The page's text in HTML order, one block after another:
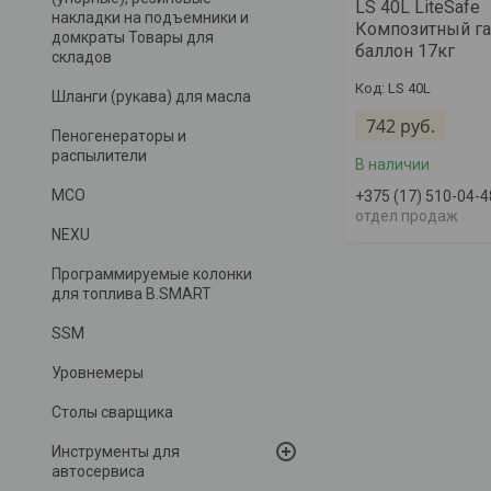
накладки на подъемники и
домкраты Товары для
складов
Шланги (рукава) для масла
Пеногенераторы и
распылители
MCO
NEXU
Программируемые колонки
для топлива B.SMART
SSM
Уровнемеры
Столы сварщика
Инструменты для
автосервиса
LS 40L LiteSafe
Композитный
баллон 17кг
LS 40L
742 руб.
В наличии
+375 (17) 510-04-
отдел продаж